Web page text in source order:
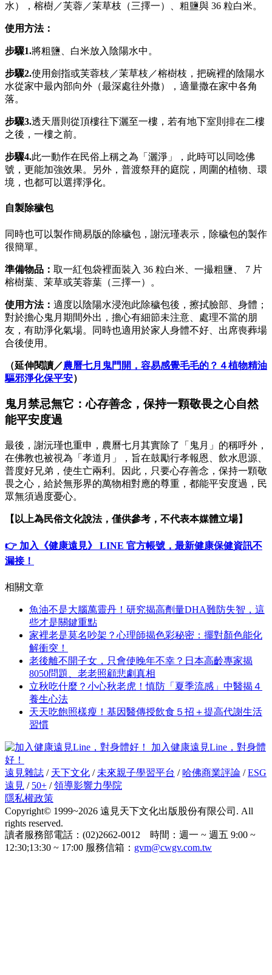
水），榕樹／芙蓉／茉草枝（三擇一）、粗鹽與 36 粒白米。
使用方法：
步驟1.將粗鹽、白米放入陰陽水中。
步驟2.使用劍指或芙蓉枝／茉草枝／榕樹枝，把碗裡的陰陽水
水從家中最內部向外（最深處往外撒），適量撒在家中各角
落。
步驟3.透天厝則從頂樓往下灑至一樓，若有地下室則排在二樓
之後，一樓之前。
步驟4.此一動作在民俗上稱之為「灑淨」，此時可以同唸佛
號，更能加強效果。另外，普渡祭拜的庭院，周圍的植物、環
境，也都可以選擇淨化。
自製除穢包
同時也可以製作簡易版的除穢包，謝沅瑾表示，除穢包的製作
很簡單。
準備物品： 取一紅包袋裡面裝入 36 粒白米、一撮粗鹽、 7 片
榕樹葉、茉草或芙蓉葉（三擇一）。
使用方法： 適度以陰陽水浸泡此除穢包後，擦拭臉部、身體；
對於擔心鬼月期間外出，擔心有細節未注意、處理不當的朋
友，有助淨化氣場。同時也適用於家人身體不好、出席喪葬場
合後使用。
（延伸閱讀／農曆七月鬼門開，容易感覺毛毛的？４植物精油
驅邪淨化保平安）
鬼月禁忌無它：心存善念，保持一顆敬畏之心自然
能平安度過
最後，謝沅瑾也重申，農曆七月其實除了「鬼月」的稱呼外，
在佛教也被視為「孝道月」，旨在鼓勵行孝報恩、飲水思源、
普度好兄弟，使生亡兩利。因此，只要心存善念，保持一顆敬
畏之心，給於無形界的萬物相對應的尊重，都能平安度過，民
眾無須過度憂心。
【以上為民俗文化說法，僅供參考，不代表本媒體立場】
👉 加入《健康遠見》 LINE 官方帳號，最新健康保健資訊不
漏接！
相關文章
魚油不是大腦萬靈丹！研究揭高劑量DHA難防失智，這
些才是關鍵重點
家裡老是莫名吵架？心理師揭色彩秘密：擺對顏色能化
解衝突！
老後離不開子女，只會使晚年不幸？日本高齡專家揭
8050問題、老老照顧悲劇真相
立秋吃什麼？小心秋老虎！慎防「夏季流感」中醫揭４
養生心法
天天吃飽照樣瘦！基因醫傳授飲食５招＋提高代謝生活
習慣
加入健康遠見Line，對身體
好！
遠見雜誌 / 天下文化 / 未來親子學習平台 / 哈佛商業評論 /ESG
遠見 / 50+ /領導影響力學院
隱私權政策
Copyright© 1999~2026 遠見天下文化出版股份有限公司. All
rights reserved.
讀者服務部電話：(02)2662-0012 時間：週一 ~ 週五 9:00 ~
12:30;13:30 ~ 17:00 服務信箱： gvm@cwgv.com.tw